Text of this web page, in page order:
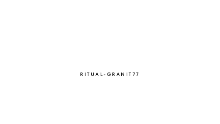
RITUAL-GRANIT77